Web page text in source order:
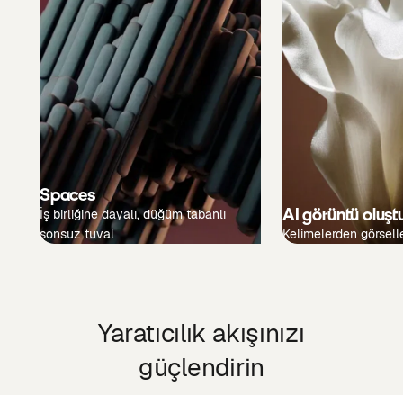
Spaces
İş birliğine dayalı, düğüm tabanlı
sonsuz tuval
AI görüntü
Kelimelerden
Yaratıcılık akışınızı
güçlendirin